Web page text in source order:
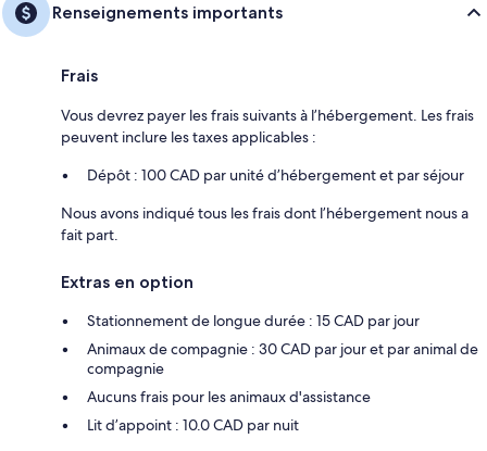
Renseignements importants
Frais
Vous devrez payer les frais suivants à l’hébergement. Les frais
peuvent inclure les taxes applicables :
Dépôt : 100 CAD par unité d’hébergement et par séjour
Nous avons indiqué tous les frais dont l’hébergement nous a
fait part.
Extras en option
Stationnement de longue durée : 15 CAD par jour
Animaux de compagnie : 30 CAD par jour et par animal de
compagnie
Aucuns frais pour les animaux d'assistance
Lit d’appoint : 10.0 CAD par nuit